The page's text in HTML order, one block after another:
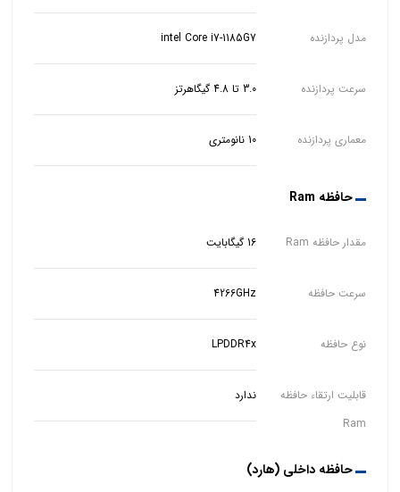
مدل پردازنده intel Core i7-1185G7
سرعت پردازنده 3.0 تا 4.8 گیگاهرتز
معماری پردازنده 10 نانومتری
حافظه Ram
مقدار حافظه Ram 16 گیگابایت
سرعت حافظه 4266GHz
نوع حافظه LPDDR4x
قابلیت ارتقاء حافظه
Ram
ندارد
حافظه داخلی (هارد)